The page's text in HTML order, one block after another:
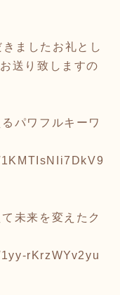
ましたお礼とし
送り致しますの
パワフルキーワ
未来を変えたク
rKrzWYv2yu